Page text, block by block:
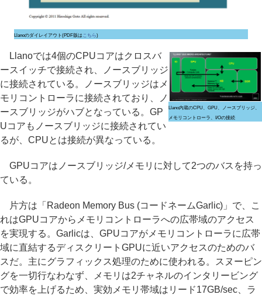
Llanoのダイレイアウト(PDF版は こちら)
Llano内蔵のCPU、GPU、ノースブリッジ、
メモリコントローラ、I/Oの接続
Llanoでは4個のCPUコアはクロスバ
ースイッチで接続され、ノースブリッジ
に接続されている。ノースブリッジはメ
モリコントローラに接続されており、ノ
ースブリッジがハブとなっている。GP
Uコアもノースブリッジに接続されてい
るが、CPUとは接続が異なっている。
GPUコアはノースブリッジ/メモリに対して2つのバスを持っ
ている。
片方は「Radeon Memory Bus (コードネームGarlic)」で、こ
れはGPUコアからメモリコントローラへの広帯域のアクセス
を実現する。Garlicは、GPUコアがメモリコントローラに広帯
域に直結するディスクリートGPUに近いアクセスのためのバ
スだ。主にグラフィックス処理のために使われる。スヌーピン
グを一切行なわなず、メモリは2チャネルのインタリービング
で効率を上げるため、実効メモリ帯域はリード17GB/sec、ラ